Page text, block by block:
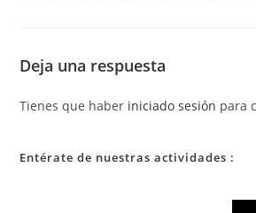
Deja una respuesta
Tienes que haber iniciado sesión para
Entérate de nuestras actividades :